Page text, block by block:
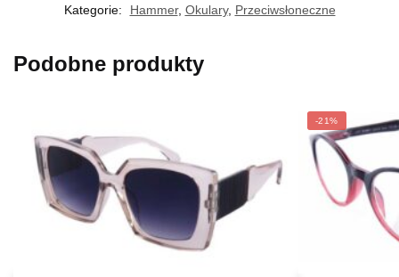
Kategorie: Hammer, Okulary, Przeciwsłoneczne
Podobne produkty
-21%